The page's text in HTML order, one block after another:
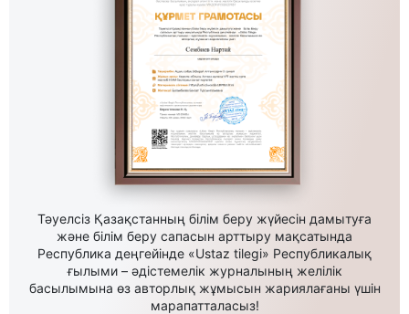
Тәуелсіз Қазақстанның білім беру жүйесін дамытуға
және білім беру сапасын арттыру мақсатында
Республика деңгейінде «Ustaz tilegi» Республикалық
ғылыми – әдістемелік журналының желілік
басылымына өз авторлық жұмысын жариялағаны үшін
марапатталасыз!